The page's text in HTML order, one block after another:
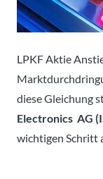
LPKF Aktie
diese Gleichung
Electronics AG
wichtigen Schritt